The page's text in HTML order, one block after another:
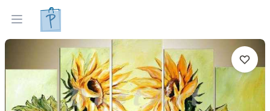
Open menu
Tapyti paveikslai